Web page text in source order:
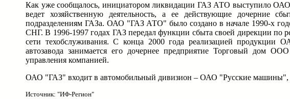
Как уже сообщалось, инициатором ликвидации ГАЗ АТО выступило ОАО
ведет хозяйственную деятельность, а ее действующие дочерние
подразделениям ГАЗа. ОАО "ГАЗ АТО" было создано в начале 1990-х
СНГ. В 1996-1997 годах ГАЗ передал функции сбыта своей дирекции по
сети техобслуживания. С конца 2000 года реализацией продукции
автозавода занимается его дочернее предприятие Торговый дом
управления компанией.
ОАО "ГАЗ" входит в автомобильный дивизион – ОАО "Русские машины",
Источник: "ИФ-Регион"